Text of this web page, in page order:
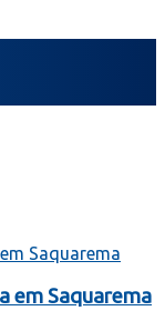
em Saquarema